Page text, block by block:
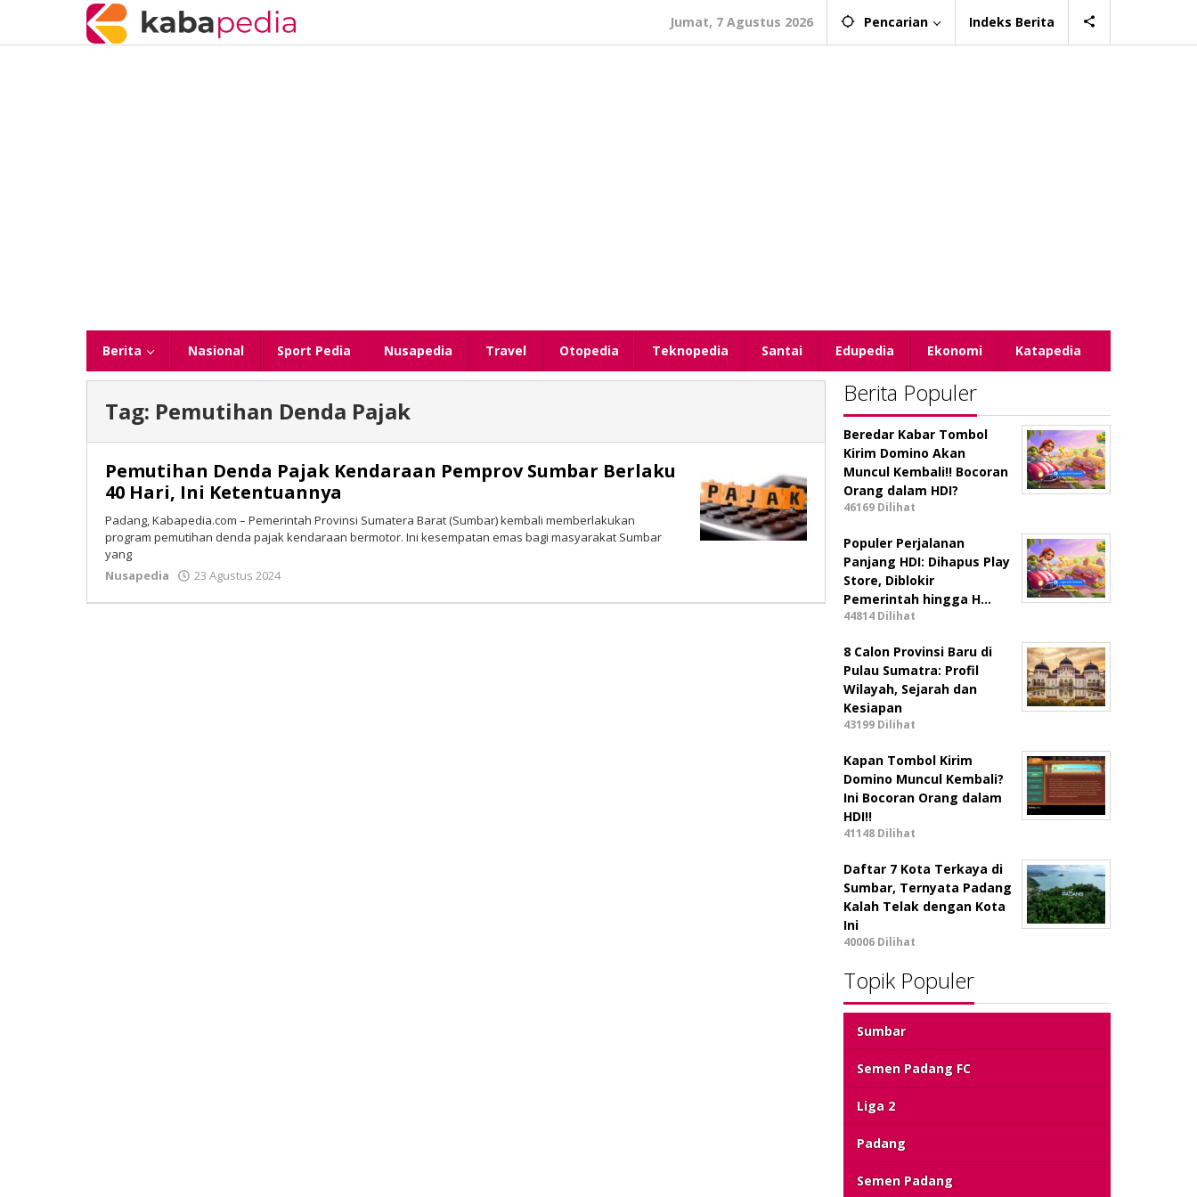
konten
Jumat, 7 Agustus 2026 Pencarian Indeks Berita
Berita Nasional Sport Pedia Nusapedia Travel Otopedia Teknopedia Santai Edupedia Ekonomi Katapedia
Tag: Pemutihan Denda Pajak
Pemutihan Denda Pajak Kendaraan Pemprov Sumbar Berlaku
40 Hari, Ini Ketentuannya
Padang, Kabapedia.com – Pemerintah Provinsi Sumatera Barat (Sumbar) kembali memberlakukan
program pemutihan denda pajak kendaraan bermotor. Ini kesempatan emas bagi masyarakat Sumbar
yang
Nusapedia
23 Agustus 2024
Bastian
Berita Populer
Beredar Kabar Tombol
Kirim Domino Akan
Muncul Kembali!! Bocoran
Orang dalam HDI?
46169 Dilihat
Populer Perjalanan
Panjang HDI: Dihapus Play
Store, Diblokir
Pemerintah hingga H…
44814 Dilihat
8 Calon Provinsi Baru di
Pulau Sumatra: Profil
Wilayah, Sejarah dan
Kesiapan
43199 Dilihat
Kapan Tombol Kirim
Domino Muncul Kembali?
Ini Bocoran Orang dalam
HDI!!
41148 Dilihat
Daftar 7 Kota Terkaya di
Sumbar, Ternyata Padang
Kalah Telak dengan Kota
Ini
40006 Dilihat
Topik Populer
Sumbar
Semen Padang FC
Liga 2
Padang
Semen Padang